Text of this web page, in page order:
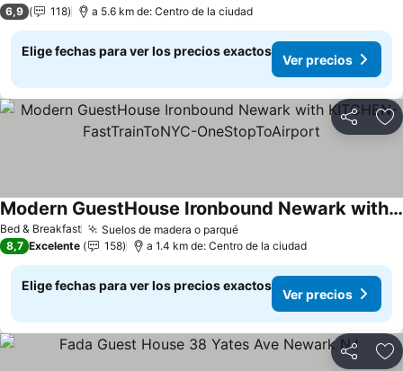
6,9 118 a 5.6 km de: Centro de la ciudad
Elige fechas para ver los precios exactos
Ver precios
Compartir
Bed & Breakfast Suelos de madera o parqué
Modern GuestHouse Ironbound Newark with KITCHEN-FastTrainToNYC-OneStopToAirport
8,7 Excelente 158 a 1.4 km de: Centro de la ciudad
Elige fechas para ver los precios exactos
Ver precios
Compartir